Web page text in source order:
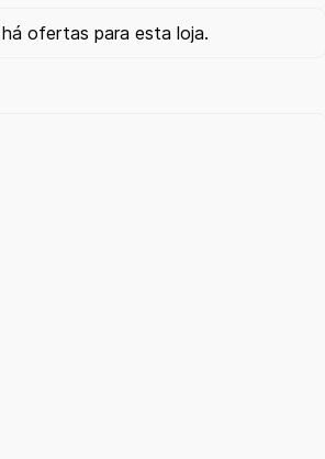
ofertas para esta loja.